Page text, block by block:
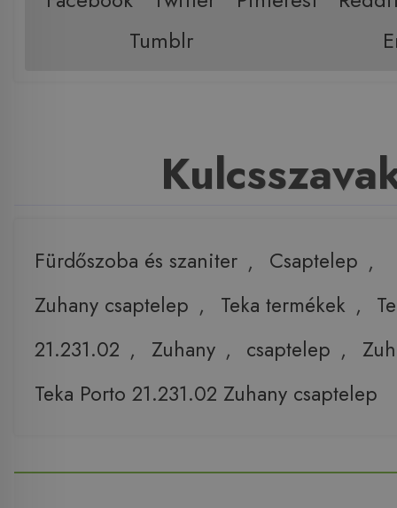
Tumblr
Fürdőszoba és szaniter , Csaptelep ,
Zuhany csaptelep , Teka termékek ,
21.231.02 , Zuhany , csaptelep ,
Teka Porto 21.231.02 Zuhany csaptelep